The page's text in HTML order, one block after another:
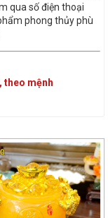
qua số điện thoại
phong thủy phù
theo mệnh